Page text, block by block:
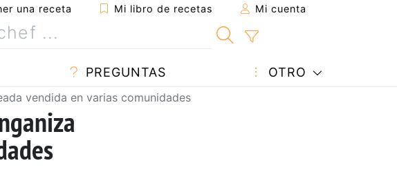
una receta Mi libro de recetas Mi cuenta
PREGUNTAS OTRO
vendida en varias comunidades